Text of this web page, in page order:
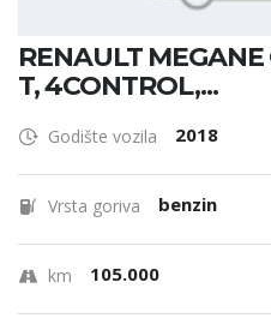
RENAULT
T, 4CONTROL,...
Godište vozila 2018
Vrsta goriva benzin
km 105.000